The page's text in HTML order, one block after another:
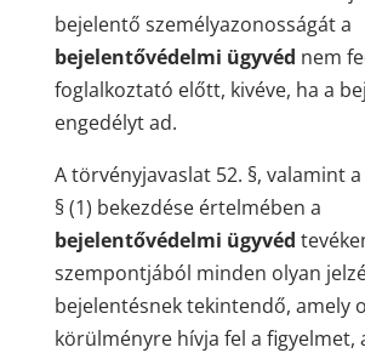
bejelentő személyazonosságát a
bejelentővédelmi ügyvéd nem
foglalkoztató előtt, kivéve, ha a
engedélyt ad.
A törvényjavaslat 52. §, valamint a
§ (1) bekezdése értelmében a
bejelentővédelmi ügyvéd
szempontjából minden olyan
bejelentésnek tekintendő, amely
körülményre hívja fel a figyelmet,